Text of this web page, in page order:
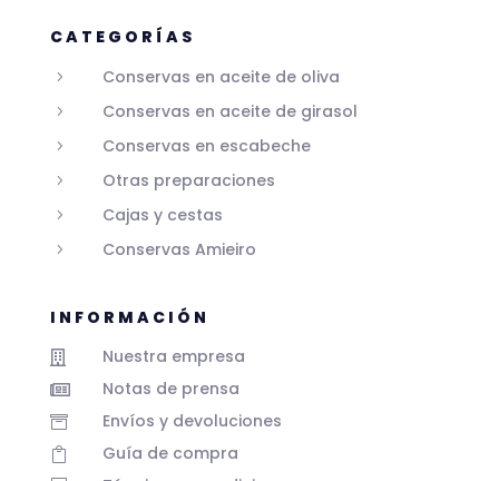
CATEGORÍAS
5 Conservas en aceite de oliva
5 Conservas en aceite de girasol
5 Conservas en escabeche
5 Otras preparaciones
5 Cajas y cestas
5 Conservas Amieiro
INFORMACIÓN
 Nuestra empresa
 Notas de prensa
 Envíos y devoluciones
 Guía de compra